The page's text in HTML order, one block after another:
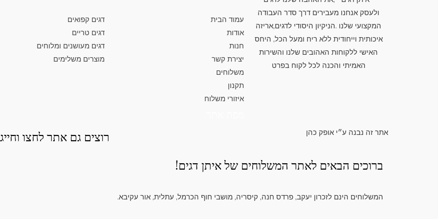
ולעסק אנחנו מעבירים דרך סדר העבודה
המקצועי שלנו .הניקיון היסודי לדגים,אריזה
איכותית וייחודית ללא ריח ומעל הכל, היחס
האישי ללקוחות האהובים שלנו והשירות
האמיתי והכנה לכל לקוח בפרט
עמוד הבית
אודות
חנות
יצירת קשר
משלוחים
תקנון
איזורי משלוח
דגים קפואים
דגים טריים
דגים מעושנים ומלוחים
מוצרים משלימים
אתר זה נבנה ע״י אופק כהן
רוצים גם אתר לחצו
ברוכים הבאים לאתר המשלוחים של איתן דגים!
המשלוחים הינם לזכרון יעקב, פרדס חנה, קיסריה, מושבי חוף הכרמל, עתלית, אור עקיבא.